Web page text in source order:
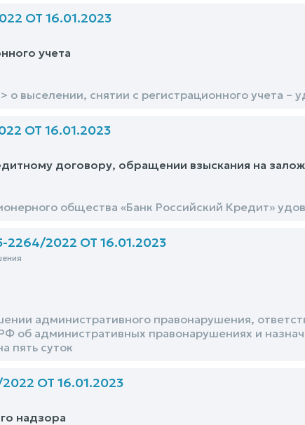
ОТ 16.01.2023
учета
выселении, снятии с регистрационного учета –
ОТ 16.01.2023
договору, обращении взыскания на
общества «Банк Российский Кредит»
2022 ОТ 16.01.2023
административного правонарушения,
об административных правонарушениях и
пять суток
ОТ 16.01.2023
надзора